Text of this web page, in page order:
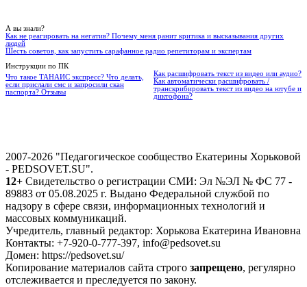
А вы знали?
Как не реагировать на негатив? Почему меня ранит критика и высказывания других
людей
Шесть советов, как запустить сарафанное радио репетиторам и экспертам
Инструкции по ПК
Что такое ТАНАИС экспресс? Что делать,
если прислали смс и запросили скан
паспорта? Отзывы
Как расшифровать текст из видео или аудио?
Как автоматически расшифровать /
транскрибировать текст из видео на ютубе и
диктофона?
2007-2026 "Педагогическое сообщество Екатерины Хорьковой
- PEDSOVET.SU".
12+ Свидетельство о регистрации СМИ: Эл №ЭЛ № ФС 77 -
89883 от 05.08.2025 г. Выдано Федеральной службой по
надзору в сфере связи, информационных технологий и
массовых коммуникаций.
Учредитель, главный редактор: Хорькова Екатерина Ивановна
Контакты: +7-920-0-777-397, info@pedsovet.su
Домен: https://pedsovet.su/
Копирование материалов сайта строго запрещено, регулярно
отслеживается и преследуется по закону.